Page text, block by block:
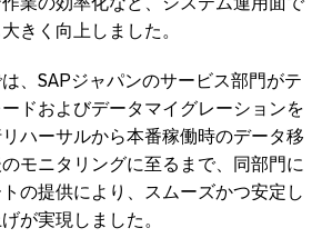
きく向上しました。
、SAPジャパンのサービス部門がテ
ドおよびデータマイグレーションを
ハーサルから本番稼働時のデータ移
モニタリングに至るまで、同部門に
の提供により、スムーズかつ安定し
が実現しました。